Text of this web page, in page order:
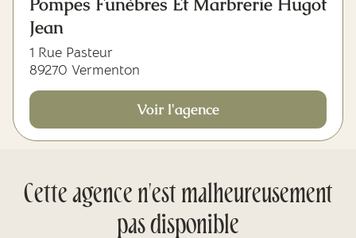
Jean
1 Rue Pasteur
89270 Vermenton
Voir l'agence
Cette agence n'est malheureusement
pas disponible